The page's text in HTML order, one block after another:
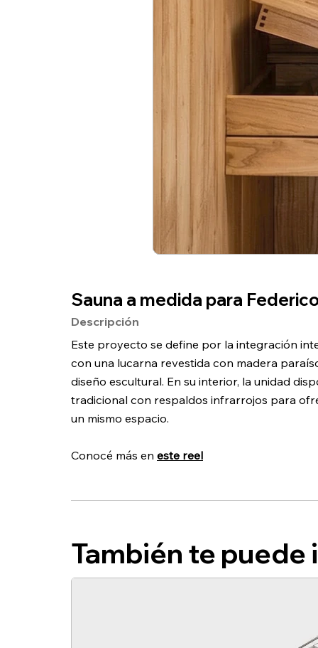
Sauna a medida para
Descripción
Este proyecto se define por la integración
con una lucarna revestida con madera
diseño escultural. En su interior, la unidad
tradicional con respaldos infrarrojos para
un mismo espacio.
Conocé más en este reel
También te puede